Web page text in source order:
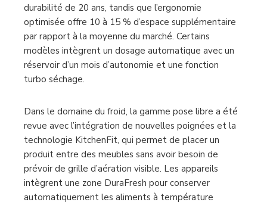
durabilité de 20 ans, tandis que l’ergonomie
optimisée offre 10 à 15 % d’espace supplémentaire
par rapport à la moyenne du marché. Certains
modèles intègrent un dosage automatique avec un
réservoir d’un mois d’autonomie et une fonction
turbo séchage.
Dans le domaine du froid, la gamme pose libre a été
revue avec l’intégration de nouvelles poignées et la
technologie KitchenFit, qui permet de placer un
produit entre des meubles sans avoir besoin de
prévoir de grille d’aération visible. Les appareils
intègrent une zone DuraFresh pour conserver
automatiquement les aliments à température